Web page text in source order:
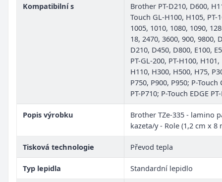
Kompatibilní s
Brother PT-D210, D600,
Touch GL-H100, H105, PT-
1005, 1010, 1080, 1090,
18, 2470, 3600, 900, 9800,
D210, D450, D800, E100,
PT-GL-200, PT-H100,
H110, H300, H500, H75,
P750, P900, P950; P-Touch
PT-P710; P-Touch EDGE
Popis výrobku
Brother TZe-335 - lamino
kazeta/y - Role (1,2 cm x 8
Tisková technologie Převod tepla
Typ lepidla Standardní lepidlo